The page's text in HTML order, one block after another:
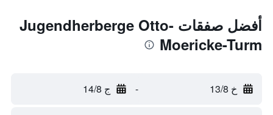
أفضل صفقات Jugendherberge Otto-
Moericke-Turm
خ 13/8 - ج 14/8